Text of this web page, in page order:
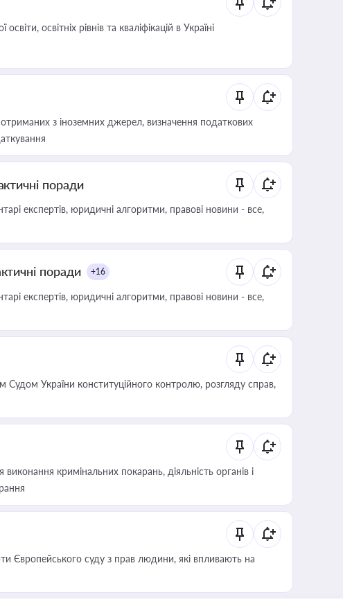
освітніх рівнів та кваліфікацій в Україні
з іноземних джерел, визначення податкових
поради
експертів, юридичні алгоритми, правові новини - все,
поради +16
експертів, юридичні алгоритми, правові новини - все,
України конституційного контролю, розгляду справ,
кримінальних покарань, діяльність органів і
Європейського суду з прав людини, які впливають на